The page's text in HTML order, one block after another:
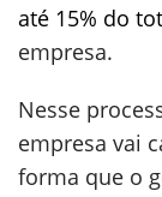
até 15% do
empresa.
Nesse
empresa vai
forma que o